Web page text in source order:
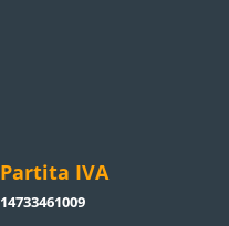
Partita IVA
14733461009